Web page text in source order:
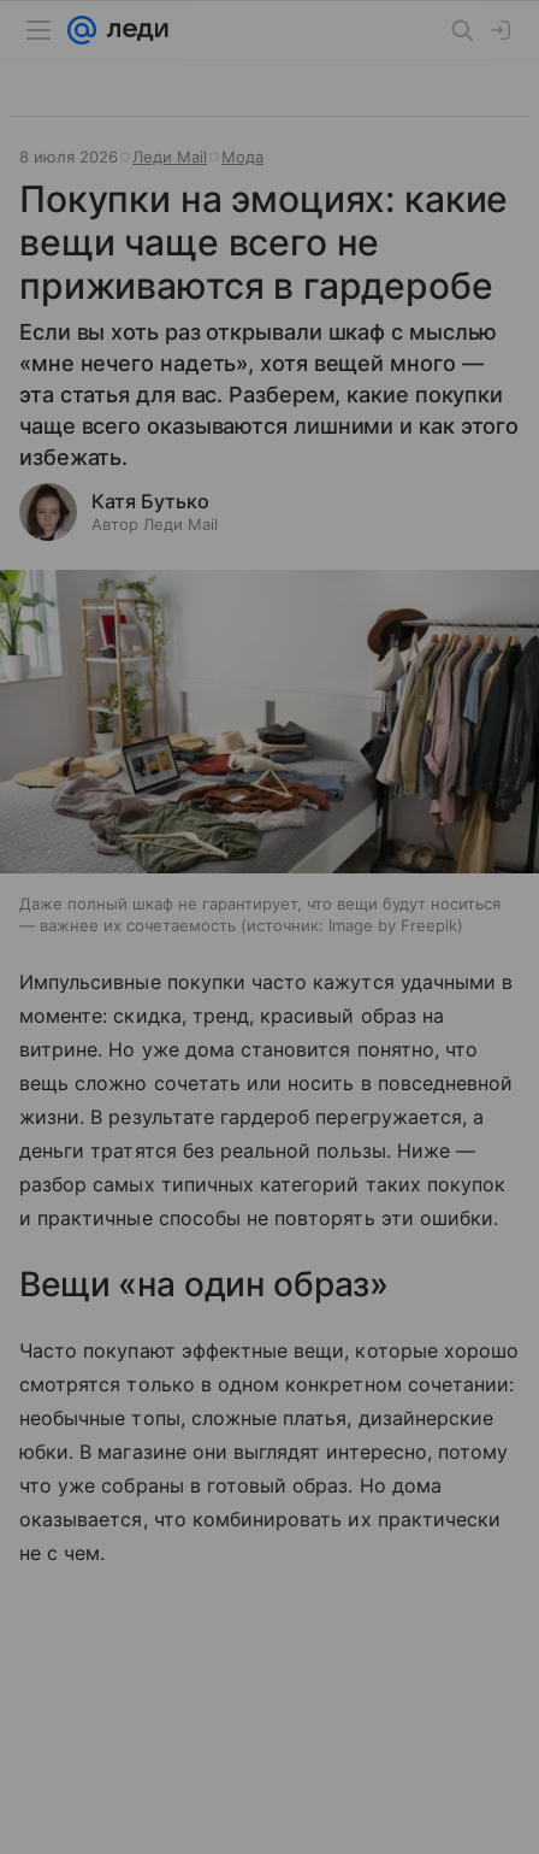
8 июля 2026 Леди Mail Мода
Покупки на эмоциях: какие
вещи чаще всего не
приживаются в гардеробе
Если вы хоть раз открывали шкаф с мыслью
«мне нечего надеть», хотя вещей много —
эта статья для вас. Разберем, какие покупки
чаще всего оказываются лишними и как этого
избежать.
Катя Бутько
Автор Леди Mail
Даже полный шкаф не гарантирует, что вещи будут носиться
— важнее их сочетаемость
источник: Image by Freepik
Импульсивные покупки часто кажутся удачными в
моменте: скидка, тренд, красивый образ на
витрине. Но уже дома становится понятно, что
вещь сложно сочетать или носить в повседневной
жизни. В результате гардероб перегружается, а
деньги тратятся без реальной пользы. Ниже —
разбор самых типичных категорий таких покупок
и практичные способы не повторять эти ошибки.
Вещи «на один образ»
Часто покупают эффектные вещи, которые хорошо
смотрятся только в одном конкретном сочетании:
необычные топы, сложные платья, дизайнерские
юбки. В магазине они выглядят интересно, потому
что уже собраны в готовый образ. Но дома
оказывается, что комбинировать их практически
не с чем.